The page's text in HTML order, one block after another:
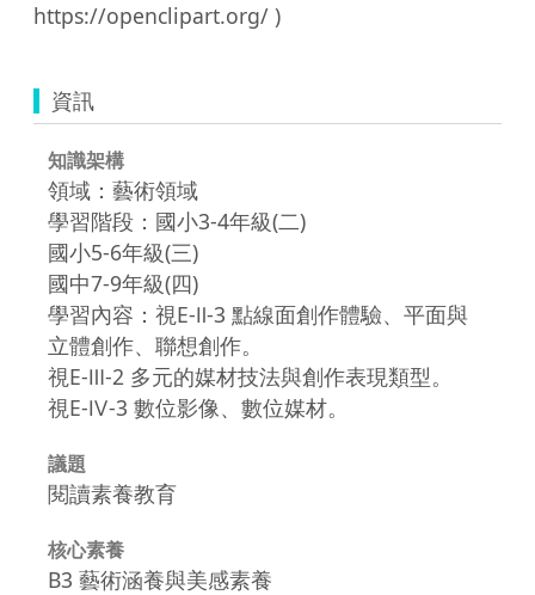
資訊
知識架構
領域：藝術領域
學習階段：國小3-4年級(二)
國小5-6年級(三)
國中7-9年級(四)
學習內容：視E-Ⅱ-3 點線面創作體驗、平面與
立體創作、聯想創作。
視E-Ⅲ-2 多元的媒材技法與創作表現類型。
視E-Ⅳ-3 數位影像、數位媒材。
議題
閱讀素養教育
核心素養
B3 藝術涵養與美感素養